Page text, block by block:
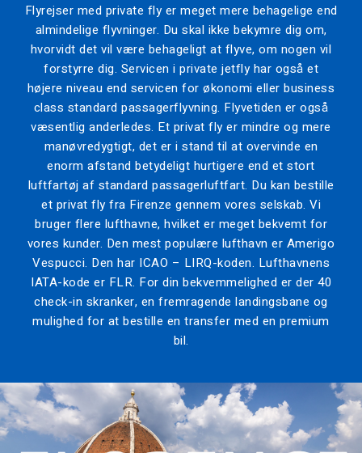
Flyrejser med private fly er meget mere behagelige end
almindelige flyvninger. Du skal ikke bekymre dig om,
hvorvidt det vil være behageligt at flyve, om nogen vil
forstyrre dig. Servicen i private jetfly har også et
højere niveau end servicen for økonomi eller business
class standard passagerflyvning. Flyvetiden er også
væsentlig anderledes. Et privat fly er mindre og mere
manøvredygtigt, det er i stand til at overvinde en
enorm afstand betydeligt hurtigere end et stort
luftfartøj af standard passagerluftfart. Du kan bestille
et privat fly fra Firenze gennem vores selskab. Vi
bruger flere lufthavne, hvilket er meget bekvemt for
vores kunder. Den mest populære lufthavn er Amerigo
Vespucci. Den har ICAO – LIRQ-koden. Lufthavnens
IATA-kode er FLR. For din bekvemmelighed er der 40
check-in skranker, en fremragende landingsbane og
mulighed for at bestille en transfer med en premium
bil.